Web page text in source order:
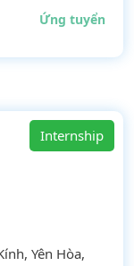
Ứng tuyển
Internship
Yên Hòa,